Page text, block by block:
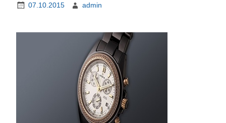
07.10.2015 admin